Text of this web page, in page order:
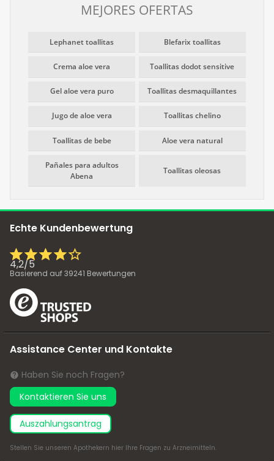
MEJORES OFERTAS
Lephanet toallitas Blefarix toallitas
Crema aloe vera Toallitas dodot sensitive
Gel aloe vera puro Toallitas desmaquillantes
Jugo de aloe vera Toallitas chelino
Toallitas de bebe Aloe vera natural
Pañales para adultos
Abena
Toallitas oleosas
Echte Kundenbewertung
4,2/5
Basierend auf39241 Bewertungen
Assistance Center und Kontakte
Haben Sie noch Fragen?
Kontaktieren Sie uns
Auszahlungsantrag
Stellen Sie unseren Apothekern hier Ihre Fragen zu Arzneimitteln.